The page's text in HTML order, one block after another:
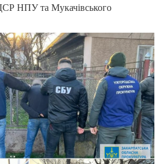
НПУ та Мукачівського